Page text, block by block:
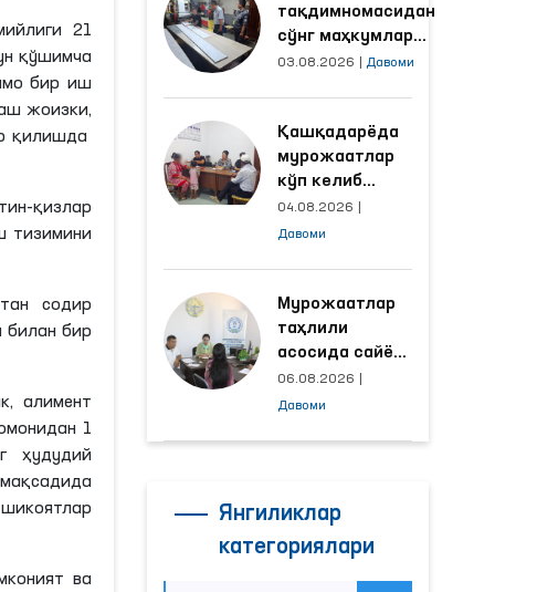
21
қўшимча
бир иш
жоизки,
қилишда
қизлар
тизимини
содир
билан бир
алимент
1
ҳудудий
ва
тақдимномасидан
сўнг маҳкумлар
меҳнат қилаётган
яхшиланди
03.08.2026 Давоми
Қашқадарёда
мурожаатлар
кўп келиб
тушаётган
ҳудудлар
ишлаш йўлга
қўйилди
04.08.2026
Давоми
Мурожаатлар
таҳлили
асосида сайёр
қабул
ўтказиладиган
06.08.2026
Давоми
Янгиликлар
категориялари